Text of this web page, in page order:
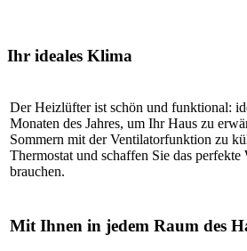
Ihr ideales Klima
Der Heizlüfter ist schön und funktional:
Monaten des Jahres, um Ihr Haus zu
Sommern mit der Ventilatorfunktion zu
Thermostat und schaffen Sie das
brauchen.
Mit Ihnen in jedem Raum des